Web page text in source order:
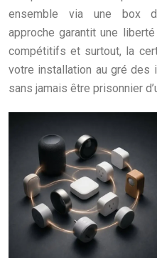
ensemble via une box
approche garantit une
compétitifs et surtout, la
votre installation au gré des
sans jamais être prisonnier